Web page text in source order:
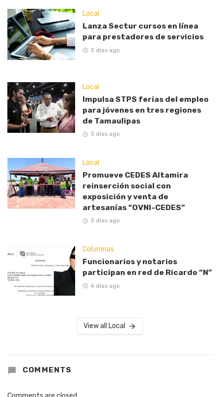
Local
Lanza Sectur cursos en línea
para prestadores de servicios
3 días ago
Local
Impulsa STPS ferias del empleo
para jóvenes en tres regiones
de Tamaulipas
3 días ago
Local
Promueve CEDES Altamira
reinserción social con
exposición y venta de
artesanías “OVNI-CEDES”
3 días ago
Columnas
Funcionarios y notarios
participan en red de Ricardo “N”
4 días ago
View all Local
COMMENTS